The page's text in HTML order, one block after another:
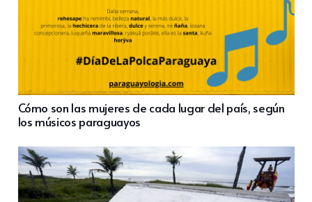
Cómo son las mujeres de cada lugar del país, según
los músicos paraguayos